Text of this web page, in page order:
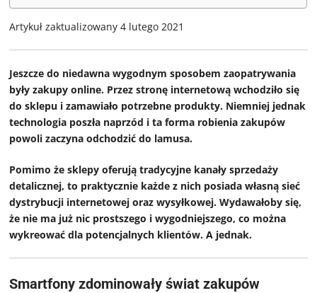
Artykuł zaktualizowany 4 lutego 2021
Jeszcze do niedawna wygodnym sposobem zaopatrywania
były zakupy online. Przez stronę internetową wchodziło się
do sklepu i zamawiało potrzebne produkty. Niemniej jednak
technologia poszła naprzód i ta forma robienia zakupów
powoli zaczyna odchodzić do lamusa.
Pomimo że sklepy oferują tradycyjne kanały sprzedaży
detalicznej, to praktycznie każde z nich posiada własną sieć
dystrybucji internetowej oraz wysyłkowej. Wydawałoby się,
że nie ma już nic prostszego i wygodniejszego, co można
wykreować dla potencjalnych klientów. A jednak.
Smartfony zdominowały świat zakupów